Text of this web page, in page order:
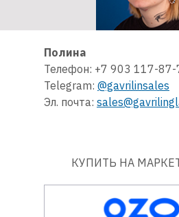
КУПИТЬ НА
Полина
Телефон: +7 903 117-87-
Telegram: @gavrilinsales
Эл. почта: